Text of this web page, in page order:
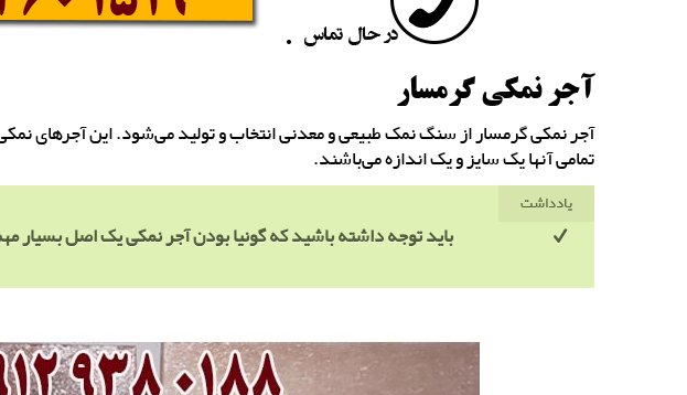
آجر نمکی گرمسار
آجر نمکی گرمسار از سنگ نمک طبیعی و معدنی انتخاب و تولید می‌شود. این آجرهای نمکی
تمامی آنها یک سایز و یک اندازه می‌باشند.
یادداشت
باید توجه داشته باشید که گونیا بودن آجر نمکی یک اصل بسیار